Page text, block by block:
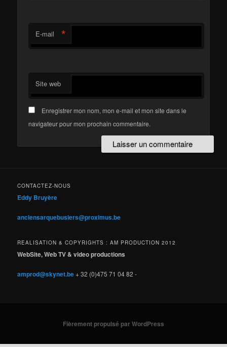
E-mail *
Site web
Enregistrer mon nom, mon e-mail et mon site dans le
navigateur pour mon prochain commentaire.
CONTACTEZ-NOUS
Eddy Bruyère
anciensarquebusiers@proximus.be
REALISATION & COPYRIGHTS : AM PRODUCTION 2012
WebSite, Web TV & video productions
amprod@skynet.be+ 32 (0)475 71 04 82 -
Fièrement propulsé par WordPress